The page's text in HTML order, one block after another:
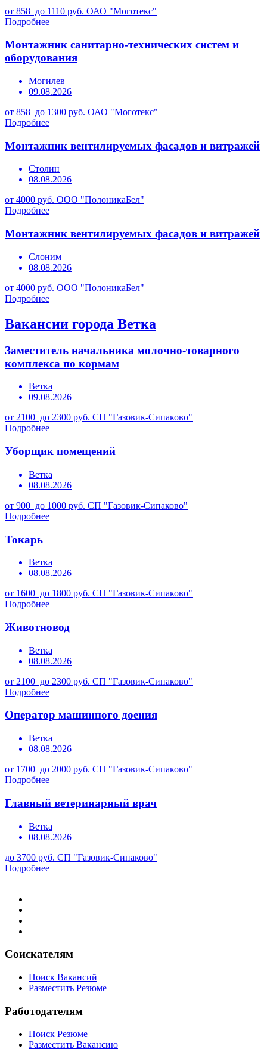
от 858 до 1110 руб. ОАО "Моготекс"
Подробнее
Монтажник санитарно-технических систем и
оборудования
Могилев
09.08.2026
от 858 до 1300 руб. ОАО "Моготекс"
Подробнее
Монтажник вентилируемых фасадов и витражей
Столин
08.08.2026
от 4000 руб. ООО "ПолоникаБел"
Подробнее
Монтажник вентилируемых фасадов и витражей
Слоним
08.08.2026
от 4000 руб. ООО "ПолоникаБел"
Подробнее
Вакансии города Ветка
Заместитель начальника молочно-товарного
комплекса по кормам
Ветка
09.08.2026
от 2100 до 2300 руб. СП "Газовик-Сипаково"
Подробнее
Уборщик помещений
Ветка
08.08.2026
от 900 до 1000 руб. СП "Газовик-Сипаково"
Подробнее
Токарь
Ветка
08.08.2026
от 1600 до 1800 руб. СП "Газовик-Сипаково"
Подробнее
Животновод
Ветка
08.08.2026
от 2100 до 2300 руб. СП "Газовик-Сипаково"
Подробнее
Оператор машинного доения
Ветка
08.08.2026
от 1700 до 2000 руб. СП "Газовик-Сипаково"
Подробнее
Главный ветеринарный врач
Ветка
08.08.2026
до 3700 руб. СП "Газовик-Сипаково"
Подробнее
Соискателям
Поиск Вакансий
Разместить Резюме
Работодателям
Поиск Резюме
Разместить Вакансию